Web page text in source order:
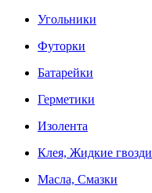
Угольники
Футорки
Батарейки
Герметики
Изолента
Клея, Жидкие гвозди
Масла, Смазки